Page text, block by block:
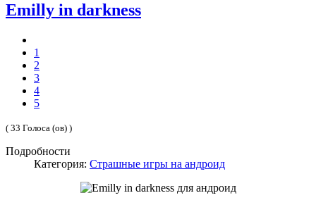
Emilly in darkness
1
2
3
4
5
( 33 Голоса (ов) )
Подробности
Категория: Страшные игры на андроид